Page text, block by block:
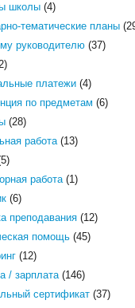
школы(4)
тематические планы
руководителю(37)
платежи(4)
по предметам (6)
(28)
работа(13)
работа(1)
(6)
преподавания(12)
помощь(45)
(12)
/ зарплата(146)
сертификат(37)